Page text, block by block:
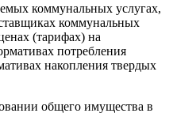
коммунальных услугах,
коммунальных
(тарифах) на
потребления
накопления твердых
общего имущества в